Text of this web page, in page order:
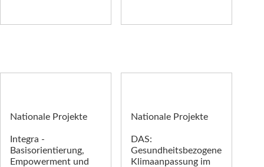
Nationale Projekte
Integra -
Basisorientierung,
Empowerment und
Nationale Projekte
DAS:
Gesundheitsbezogene
Klimaanpassung im